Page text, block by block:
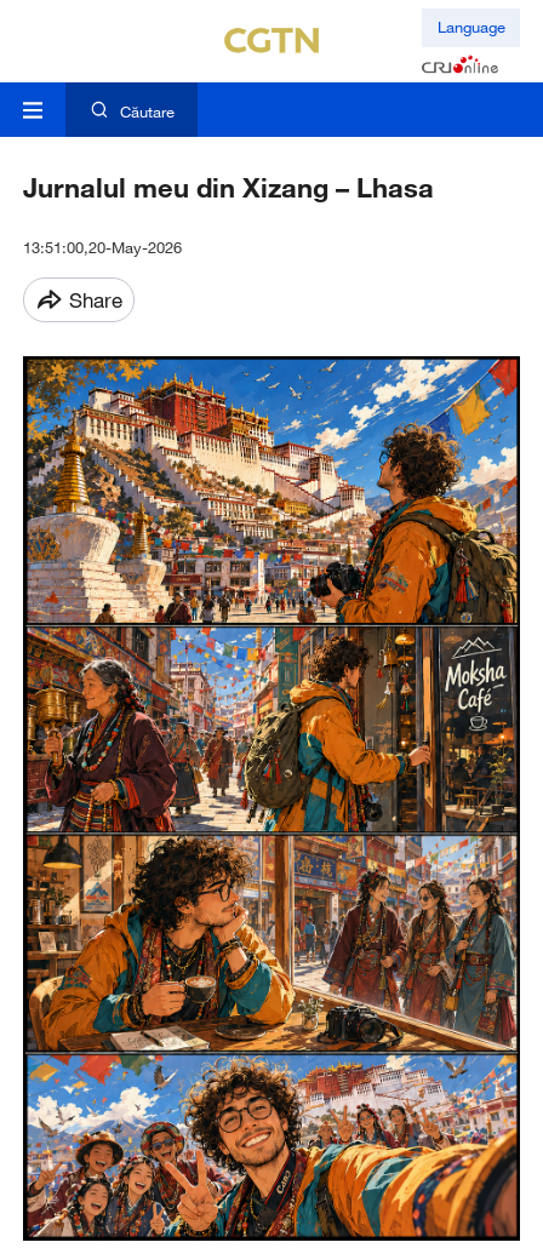
Language
Căutare
Jurnalul meu din Xizang – Lhasa
13:51:00,20-May-2026
Share